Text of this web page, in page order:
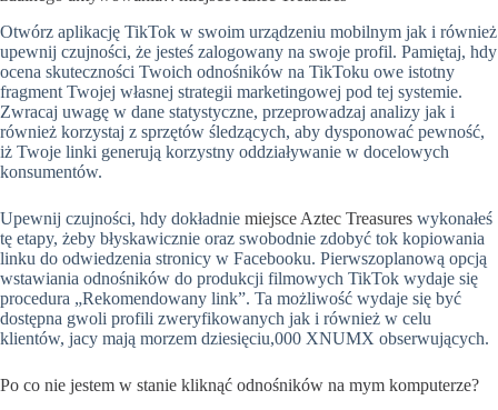
Otwórz aplikację TikTok w swoim urządzeniu mobilnym jak i również
upewnij czujności, że jesteś zalogowany na swoje profil. Pamiętaj, hdy
ocena skuteczności Twoich odnośników na TikToku owe istotny
fragment Twojej własnej strategii marketingowej pod tej systemie.
Zwracaj uwagę w dane statystyczne, przeprowadzaj analizy jak i
również korzystaj z sprzętów śledzących, aby dysponować pewność,
iż Twoje linki generują korzystny oddziaływanie w docelowych
konsumentów.
Upewnij czujności, hdy dokładnie miejsce Aztec Treasures wykonałeś
tę etapy, żeby błyskawicznie oraz swobodnie zdobyć tok kopiowania
linku do odwiedzenia stronicy w Facebooku. Pierwszoplanową opcją
wstawiania odnośników do produkcji filmowych TikTok wydaje się
procedura „Rekomendowany link”. Ta możliwość wydaje się być
dostępna gwoli profili zweryfikowanych jak i również w celu
klientów, jacy mają morzem dziesięciu,000 XNUMX obserwujących.
Po co nie jestem w stanie kliknąć odnośników na mym komputerze?